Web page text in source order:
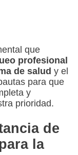
que
profesional
de salud y el
para que
y
prioridad.
de
la